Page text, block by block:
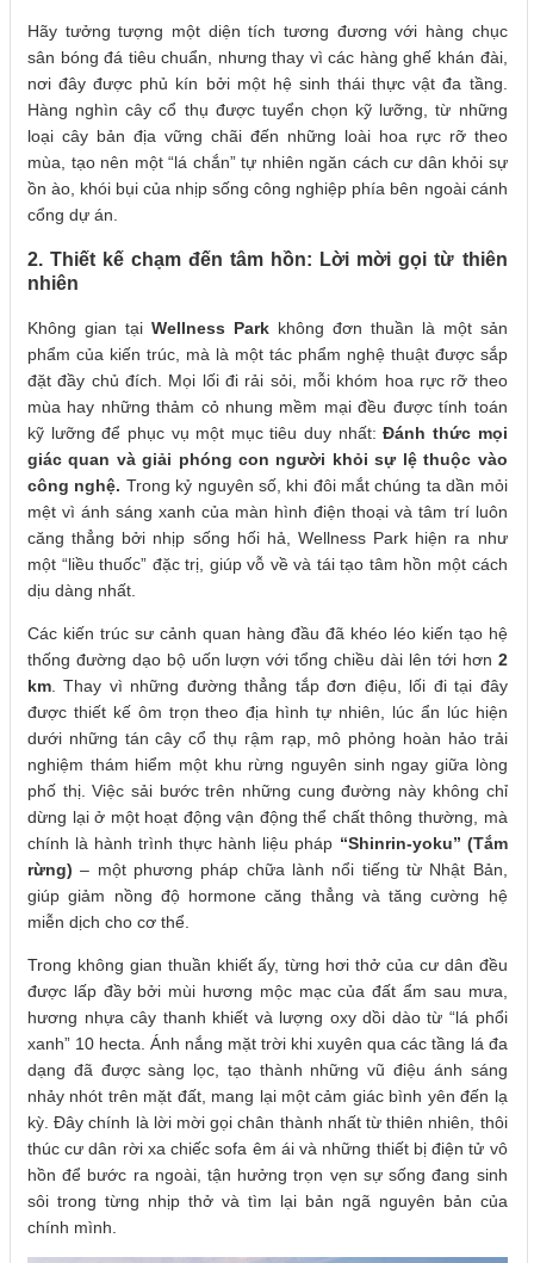
Hãy tưởng tượng một diện tích tương đương với hàng chục
sân bóng đá tiêu chuẩn, nhưng thay vì các hàng ghế khán đài,
nơi đây được phủ kín bởi một hệ sinh thái thực vật đa tầng.
Hàng nghìn cây cổ thụ được tuyển chọn kỹ lưỡng, từ những
loại cây bản địa vững chãi đến những loài hoa rực rỡ theo
mùa, tạo nên một “lá chắn” tự nhiên ngăn cách cư dân khỏi sự
ồn ào, khói bụi của nhịp sống công nghiệp phía bên ngoài cánh
cổng dự án.
2. Thiết kế chạm đến tâm hồn: Lời mời gọi từ thiên
nhiên
Không gian tại Wellness Parkkhông đơn thuần là một sản
phẩm của kiến trúc, mà là một tác phẩm nghệ thuật được sắp
đặt đầy chủ đích. Mọi lối đi rải sỏi, mỗi khóm hoa rực rỡ theo
mùa hay những thảm cỏ nhung mềm mại đều được tính toán
kỹ lưỡng để phục vụ một mục tiêu duy nhất:Đánh thức mọi
giác quan và giải phóng con người khỏi sự lệ thuộc vào
công nghệ. Trong kỷ nguyên số, khi đôi mắt chúng ta dần mỏi
mệt vì ánh sáng xanh của màn hình điện thoại và tâm trí luôn
căng thẳng bởi nhịp sống hối hả, Wellness Park hiện ra như
một “liều thuốc” đặc trị, giúp vỗ về và tái tạo tâm hồn một cách
dịu dàng nhất.
Các kiến trúc sư cảnh quan hàng đầu đã khéo léo kiến tạo hệ
thống đường dạo bộ uốn lượn với tổng chiều dài lên tới hơn 2
km . Thay vì những đường thẳng tắp đơn điệu, lối đi tại đây
được thiết kế ôm trọn theo địa hình tự nhiên, lúc ẩn lúc hiện
dưới những tán cây cổ thụ rậm rạp, mô phỏng hoàn hảo trải
nghiệm thám hiểm một khu rừng nguyên sinh ngay giữa lòng
phố thị. Việc sải bước trên những cung đường này không chỉ
dừng lại ở một hoạt động vận động thể chất thông thường, mà
chính là hành trình thực hành liệu pháp “Shinrin-yoku” (Tắm
rừng) – một phương pháp chữa lành nổi tiếng từ Nhật Bản,
giúp giảm nồng độ hormone căng thẳng và tăng cường hệ
miễn dịch cho cơ thể.
Trong không gian thuần khiết ấy, từng hơi thở của cư dân đều
được lấp đầy bởi mùi hương mộc mạc của đất ẩm sau mưa,
hương nhựa cây thanh khiết và lượng oxy dồi dào từ “lá phổi
xanh” 10 hecta. Ánh nắng mặt trời khi xuyên qua các tầng lá đa
dạng đã được sàng lọc, tạo thành những vũ điệu ánh sáng
nhảy nhót trên mặt đất, mang lại một cảm giác bình yên đến lạ
kỳ. Đây chính là lời mời gọi chân thành nhất từ thiên nhiên, thôi
thúc cư dân rời xa chiếc sofa êm ái và những thiết bị điện tử vô
hồn để bước ra ngoài, tận hưởng trọn vẹn sự sống đang sinh
sôi trong từng nhịp thở và tìm lại bản ngã nguyên bản của
chính mình.